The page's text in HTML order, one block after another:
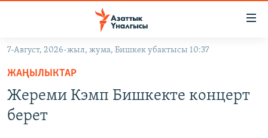
Навигацияга
өтүңүз
Издөөгө
салыңызКЫРГЫЗСТАН
ДҮЙНӨ
УКРАИНА
7-Август, 2026-жыл, жума, Бишкек убактысы 10:37
ЖАҢЫЛЫКТАР
Жереми Кэмп Бишкекте концерт
берет